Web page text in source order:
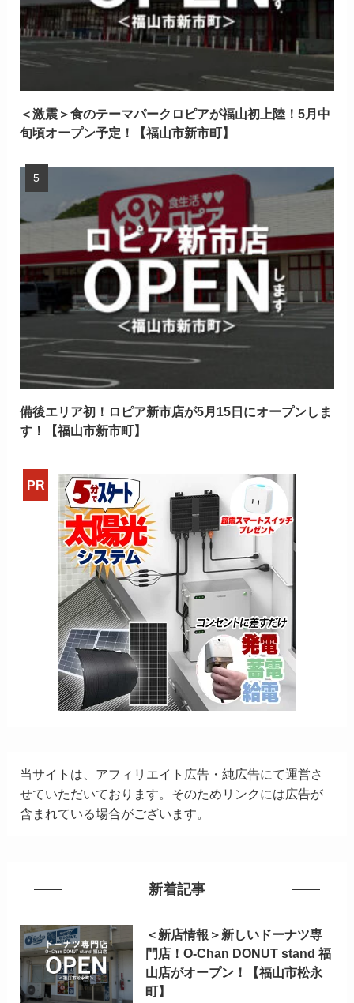
＜激震＞食のテーマパークロピアが福山初上陸！5月中
旬頃オープン予定！【福山市新市町】
備後エリア初！ロピア新市店が5月15日にオープンしま
す！【福山市新市町】
当サイトは、アフィリエイト広告・純広告にて運営さ
せていただいております。そのためリンクには広告が
含まれている場合がございます。
新着記事
＜新店情報＞新しいドーナツ専
門店！O-Chan DONUT stand 福
山店がオープン！【福山市松永
町】